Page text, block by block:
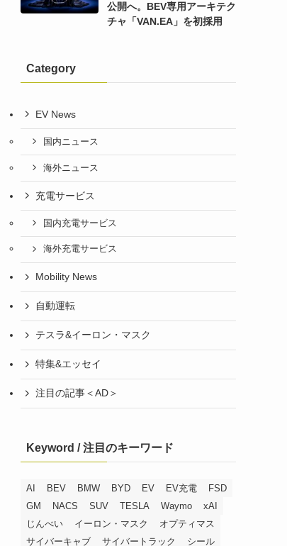
公開へ。BEV専用アーキテク
チャ「VAN.EA」を初採用
Category
EV News
国内ニュース
海外ニュース
充電サービス
国内充電サービス
海外充電サービス
Mobility News
自動運転
テスラ&イーロン・マスク
特集&エッセイ
注目の記事＜AD＞
Keyword / 注目のキーワード
AI BEV BMW BYD EV EV充電
FSD
GM
NACS SUV TESLA Waymo
xAI
じんべい
イーロン・マスク
オプティマス
サイバーキャブ
サイバートラック シール